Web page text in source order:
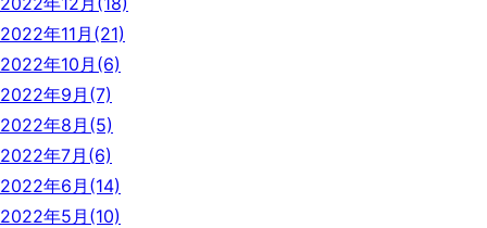
2022年11月(21)
2022年10月(6)
2022年9月(7)
2022年8月(5)
2022年7月(6)
2022年6月(14)
2022年5月(10)